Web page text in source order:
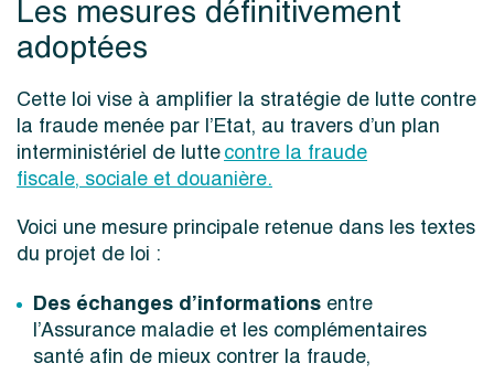
Les mesures définitivement
adoptées
Cette loi vise à amplifier la stratégie de lutte contre
la fraude menée par l’Etat, au travers d’un plan
interministériel de luttecontre la fraude
fiscale,sociale et douanière.
Voici une mesure principale retenue dans les textes
du projet de loi :
Des échanges d’informations entre
l’Assurance maladie et les complémentaires
santé afin de mieux contrer la fraude,